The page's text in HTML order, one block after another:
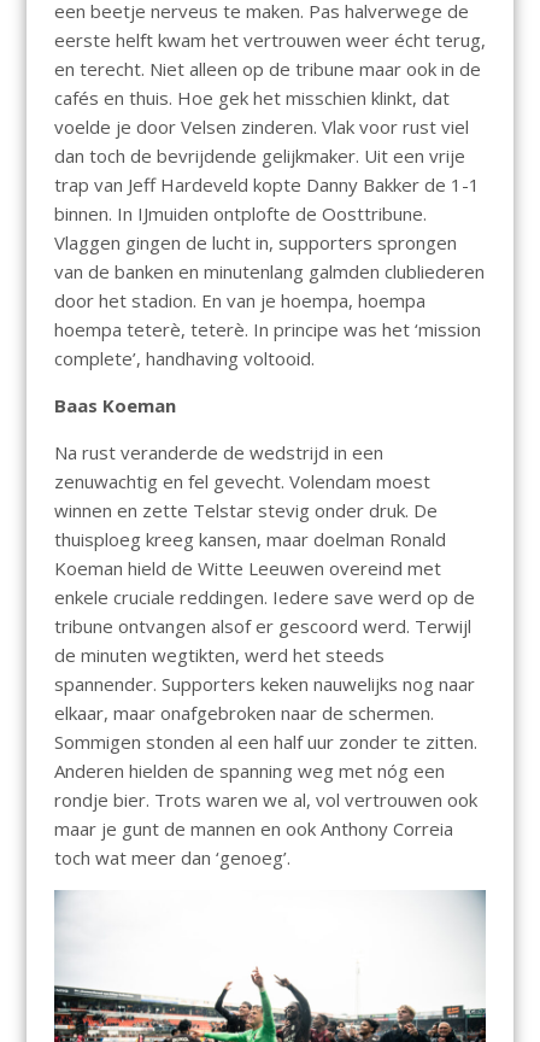
een beetje nerveus te maken. Pas halverwege de
eerste helft kwam het vertrouwen weer écht terug,
en terecht. Niet alleen op de tribune maar ook in de
cafés en thuis. Hoe gek het misschien klinkt, dat
voelde je door Velsen zinderen. Vlak voor rust viel
dan toch de bevrijdende gelijkmaker. Uit een vrije
trap van Jeff Hardeveld kopte Danny Bakker de 1-1
binnen. In IJmuiden ontplofte de Oosttribune.
Vlaggen gingen de lucht in, supporters sprongen
van de banken en minutenlang galmden clubliederen
door het stadion. En van je hoempa, hoempa
hoempa teterè, teterè. In principe was het ‘mission
complete’, handhaving voltooid.
Baas Koeman
Na rust veranderde de wedstrijd in een
zenuwachtig en fel gevecht. Volendam moest
winnen en zette Telstar stevig onder druk. De
thuisploeg kreeg kansen, maar doelman Ronald
Koeman hield de Witte Leeuwen overeind met
enkele cruciale reddingen. Iedere save werd op de
tribune ontvangen alsof er gescoord werd. Terwijl
de minuten wegtikten, werd het steeds
spannender. Supporters keken nauwelijks nog naar
elkaar, maar onafgebroken naar de schermen.
Sommigen stonden al een half uur zonder te zitten.
Anderen hielden de spanning weg met nóg een
rondje bier. Trots waren we al, vol vertrouwen ook
maar je gunt de mannen en ook Anthony Correia
toch wat meer dan ‘genoeg’.